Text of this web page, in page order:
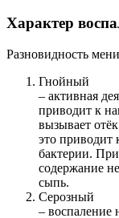
Характер
Разновидность
Гнойный
– активная
приводит к
вызывает
это приводит
бактерии.
содержание
сыпь.
Серозный
– воспаление